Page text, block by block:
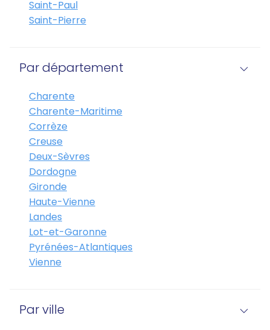
Saint-Paul
Saint-Pierre
Par département
Charente
Charente-Maritime
Corrèze
Creuse
Deux-Sèvres
Dordogne
Gironde
Haute-Vienne
Landes
Lot-et-Garonne
Pyrénées-Atlantiques
Vienne
Par ville